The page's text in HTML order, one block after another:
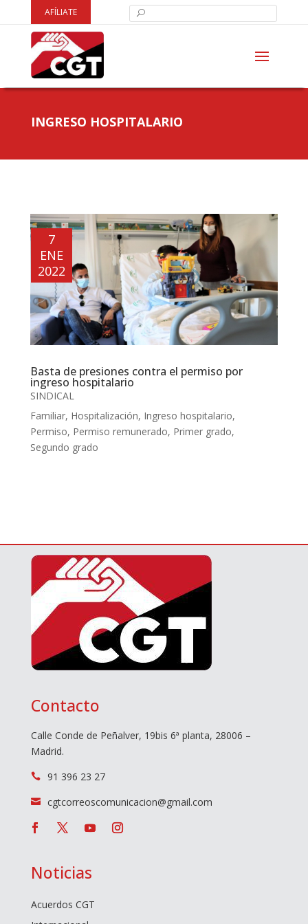
AFÍLIATE
INGRESO HOSPITALARIO
Basta de presiones contra el permiso por
ingreso hospitalario
7
ENE
2022
SINDICAL
Familiar, Hospitalización, Ingreso hospitalario,
Permiso, Permiso remunerado, Primer grado,
Segundo grado
Contacto
Calle Conde de Peñalver, 19bis 6ª planta, 28006 –
Madrid.
 91 396 23 27
 cgtcorreoscomunicacion@gmail.com
Noticias
Acuerdos CGT